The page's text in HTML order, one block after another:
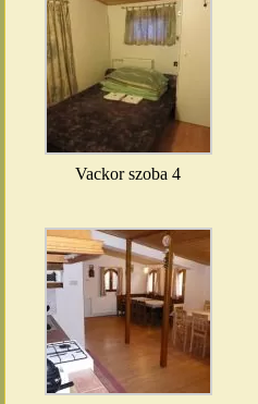
Vackor szoba 4